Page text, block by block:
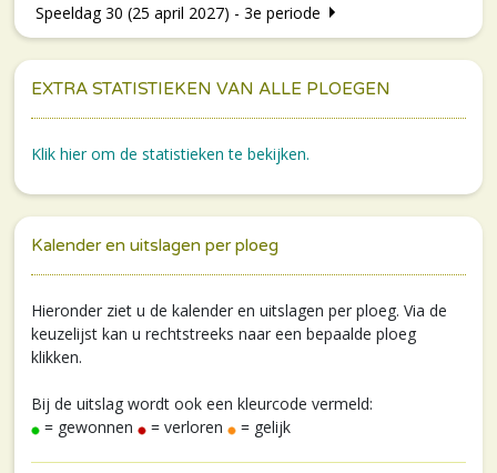
Speeldag 30 (25 april 2027) - 3e periode
EXTRA STATISTIEKEN VAN ALLE PLOEGEN
Klik hier om de statistieken te bekijken.
Kalender en uitslagen per ploeg
Hieronder ziet u de kalender en uitslagen per ploeg. Via de
keuzelijst kan u rechtstreeks naar een bepaalde ploeg
klikken.
Bij de uitslag wordt ook een kleurcode vermeld:
= gewonnen
= verloren = gelijk